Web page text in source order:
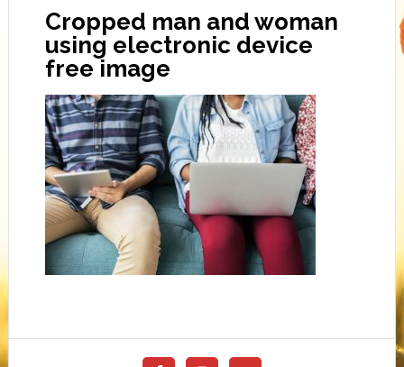
Cropped man and woman
using electronic device
free image